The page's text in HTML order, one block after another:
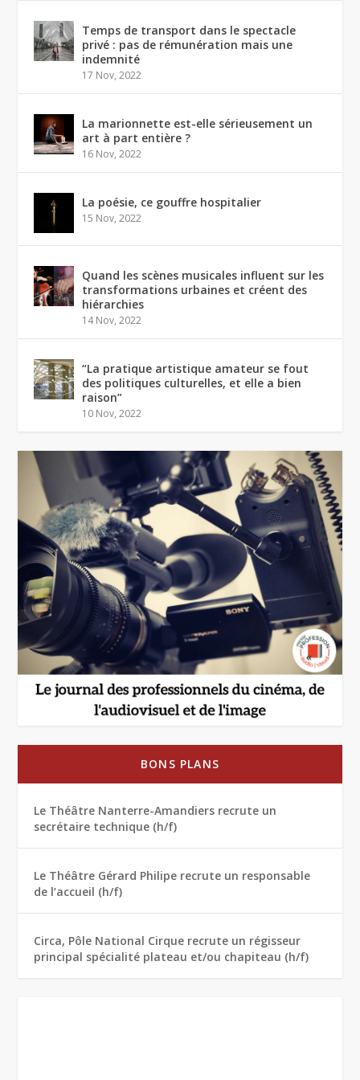
Temps de transport dans le spectacle
privé : pas de rémunération mais une
indemnité
17 Nov, 2022
La marionnette est-elle sérieusement un
art à part entière ?
16 Nov, 2022
La poésie, ce gouffre hospitalier
15 Nov, 2022
Quand les scènes musicales influent sur les
transformations urbaines et créent des
hiérarchies
14 Nov, 2022
“La pratique artistique amateur se fout
des politiques culturelles, et elle a bien
raison”
10 Nov, 2022
BONS PLANS
Le Théâtre Nanterre-Amandiers recrute un
secrétaire technique (h/f)
Le Théâtre Gérard Philipe recrute un responsable
de l’accueil (h/f)
Circa, Pôle National Cirque recrute un régisseur
principal spécialité plateau et/ou chapiteau (h/f)